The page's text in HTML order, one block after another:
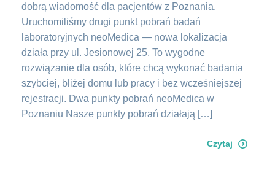
dobrą wiadomość dla pacjentów z Poznania.
Uruchomiliśmy drugi punkt pobrań badań
laboratoryjnych neoMedica — nowa lokalizacja
działa przy ul. Jesionowej 25. To wygodne
rozwiązanie dla osób, które chcą wykonać badania
szybciej, bliżej domu lub pracy i bez wcześniejszej
rejestracji. Dwa punkty pobrań neoMedica w
Poznaniu Nasze punkty pobrań działają […]
Czytaj